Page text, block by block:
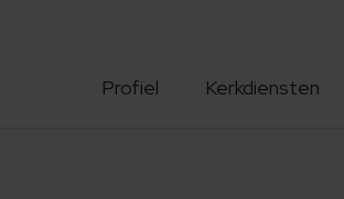
Profiel Kerkdiensten